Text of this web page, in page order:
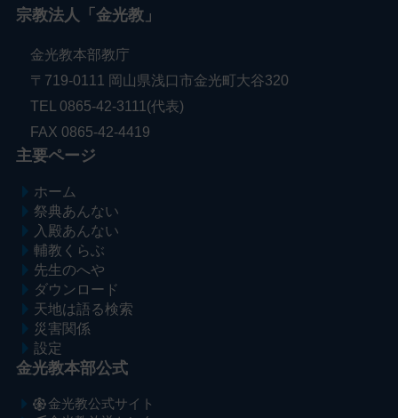
宗教法人「金光教」
金光教本部教庁
〒719-0111 岡山県浅口市金光町大谷320
TEL 0865-42-3111(代表)
FAX 0865-42-4419
主要ページ
ホーム
祭典あんない
入殿あんない
輔教くらぶ
先生のへや
ダウンロード
天地は語る検索
災害関係
設定
金光教本部公式
金光教公式サイト